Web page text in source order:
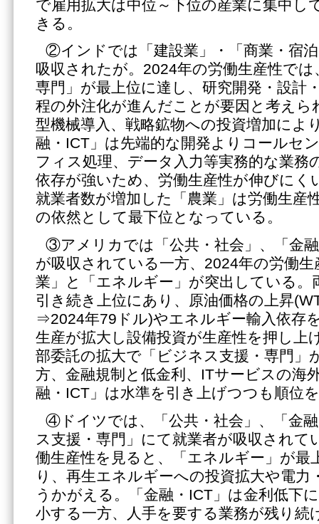
で雇用拡大は中位～下位の産業に集中し
きる。
②インドでは「建設業」・「商業・宿
吸収されたが。2024年の労働生産性で
専門」が最上位に達し、研究開発・設計
程の外注化が進んだことが要因と考えら
型機械導入、戦略鉱物への投資増加によ
融・ICT」は先端的な開発よりコールセ
フィス処理、データ入力等実務的な業務
依存が強いため、労働生産性が伸びにく
就業者数が増加した「農業」は労働生産
の依然として最下位となっている。
③アメリカでは「公共・社会」、「金
が吸収されている一方、2024年の労働
業」と「エネルギー」が突出している。
引き続き上位にあり、原油価格の上昇
⇒2024年79ドル)やエネルギー輸入依存
生産が拡大し設備投資が生産性を押し上
部委託の拡大で「ビジネス支援・専門」
方、金融規制と低金利、ITサービスの海
融・ICT」は水準を引き上げつつも順位
④ドイツでは、「公共・社会」、「金
ス支援・専門」にて就業者が吸収されて
働生産性を見ると、「エネルギー」が最
り、再生エネルギーへの投資拡大や電力
うかがえる。「金融・ICT」は金利低下
小する一方、人手を要する業務が残り続